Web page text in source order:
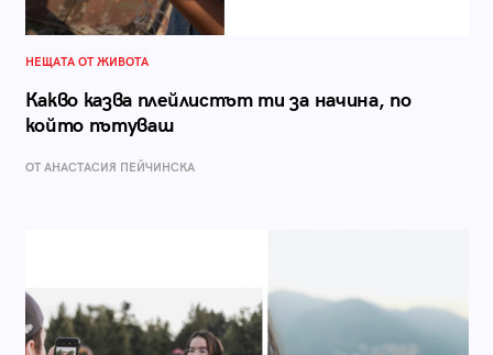
НЕЩАТА ОТ ЖИВОТА
Какво казва плейлистът ти за начина, по
който пътуваш
ОТ AНАСТАСИЯ ПЕЙЧИНСКА